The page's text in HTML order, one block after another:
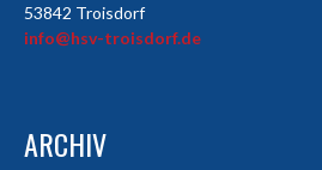
53842 Troisdorf
info@hsv-troisdorf.de
ARCHIV